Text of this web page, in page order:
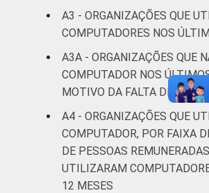
Saúde e
assistência
social
Outros
Fonte: CGI.br/NIC.br, Centro
Estudos para o
Sociedade da Informação
Pesquisa sobre o uso das
Informação e Comunicação
A3 - ORGANIZAÇÕES QUE
COMPUTADORES NOS
A3A - ORGANIZAÇÕES QUE
COMPUTADOR NOS
MOTIVO DA FALTA DE USO
A4 - ORGANIZAÇÕES QUE
COMPUTADOR, POR FAIXA
DE PESSOAS
UTILIZARAM
12 MESES